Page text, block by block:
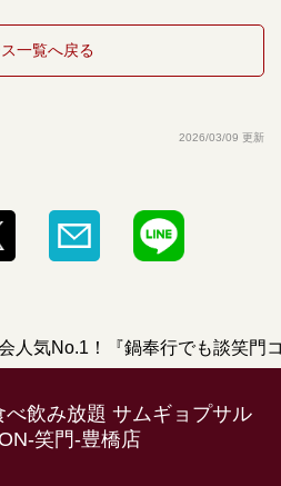
ープフルーツジュース/カルピス/カル
一覧へ戻る
2026/03/09 更新
人気No.1！『鍋奉行でも談笑門
べ飲み放題 サムギョプサル
笑門‐豊橋店